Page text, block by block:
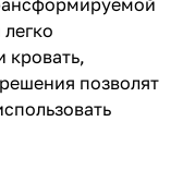
кровать,
позволят